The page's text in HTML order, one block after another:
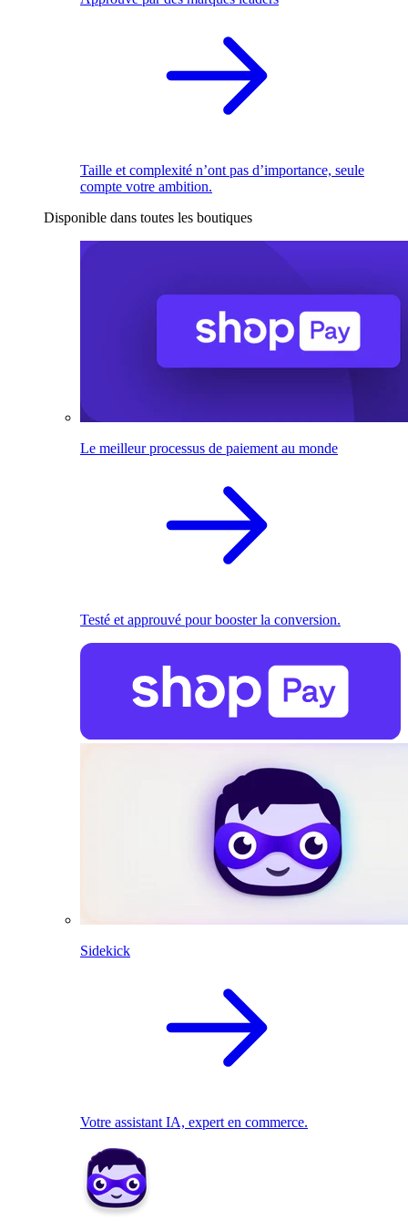
Taille et complexité n’ont pas d’importance, seule
compte votre ambition.
Disponible dans toutes les boutiques
Le meilleur processus de paiement au monde
Testé et approuvé pour booster la conversion.
Sidekick
Votre assistant IA, expert en commerce.